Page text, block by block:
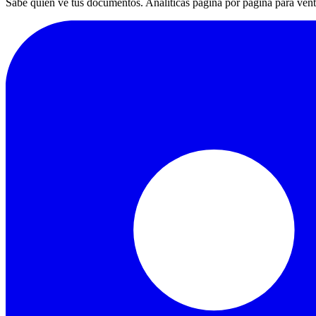
Sabe quién ve tus documentos. Analíticas página por página para